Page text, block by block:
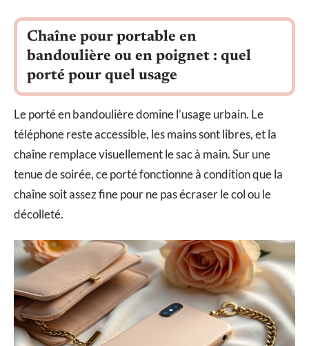
Chaîne pour portable en
bandoulière ou en poignet : quel
porté pour quel usage
Le porté en bandoulière domine l’usage urbain. Le
téléphone reste accessible, les mains sont libres, et la
chaîne remplace visuellement le sac à main. Sur une
tenue de soirée, ce porté fonctionne à condition que la
chaîne soit assez fine pour ne pas écraser le col ou le
décolleté.